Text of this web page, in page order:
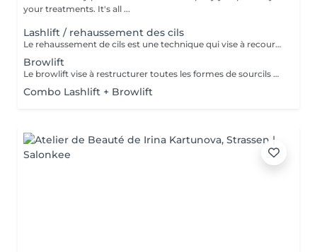
your treatments. It's all ...
Lashlift / rehaussement des cils
Le rehaussement de cils est une technique qui vise à recourber et à allonger les cils afin d'apporter un effet mascara au regard. Le regard est plus ouvert et plus lumineux.
Browlift
Le browlift vise à restructurer toutes les formes de sourcils et à mettre en valeur leur caractère naturel, ce qui a pour effet d'intensifier le regard.
Combo Lashlift + Browlift